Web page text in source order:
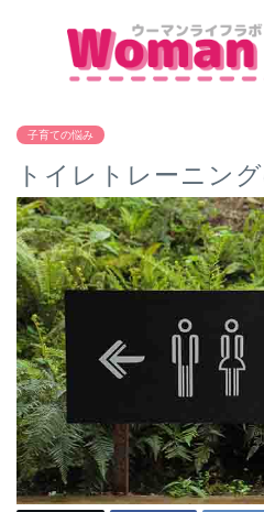
子育ての悩み
トイレトレーニン